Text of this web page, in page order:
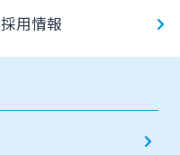
採用情報